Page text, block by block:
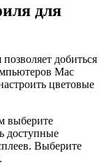
для
добиться
Mac
цветовые
выберите
доступные
Выберите